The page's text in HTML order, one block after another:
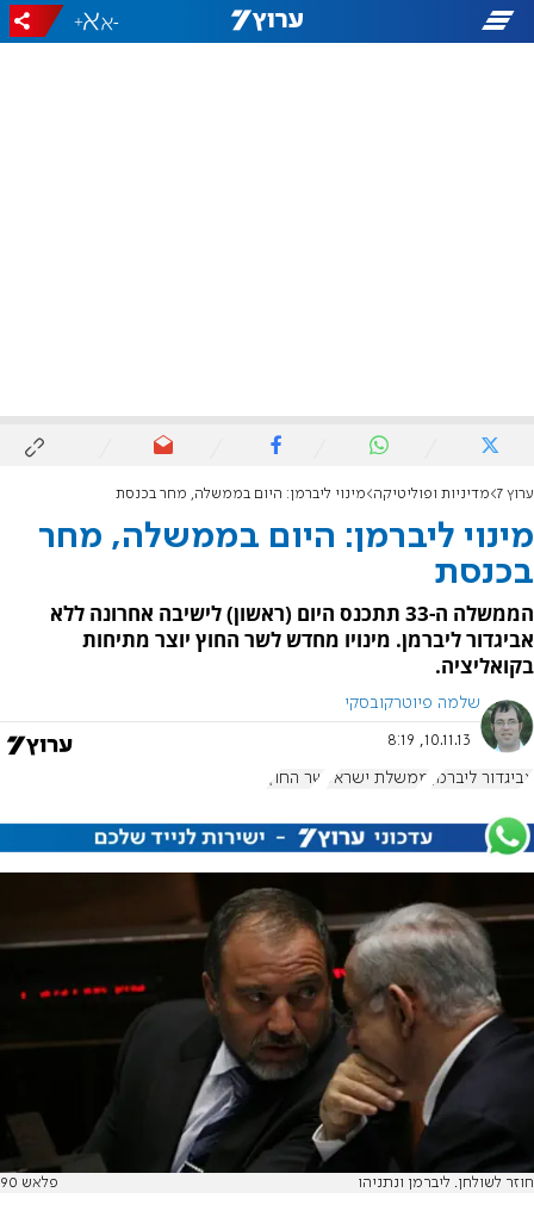
-
+
ערוץ 7 מדיניות ופוליטיקה מינוי ליברמן: היום בממשלה, מחר בכנסת
מינוי ליברמן: היום בממשלה, מחר
בכנסת
הממשלה ה-33 תתכנס היום (ראשון) לישיבה אחרונה ללא
אביגדור ליברמן. מינויו מחדש לשר החוץ יוצר מתיחות
בקואליציה.
שלמה פיוטרקובסקי
10.11.13, 8:19
אביגדור ליברמן ממשלת ישראל שר החוץ
חוזר לשולחן. ליברמן ונתניהו פלאש 90